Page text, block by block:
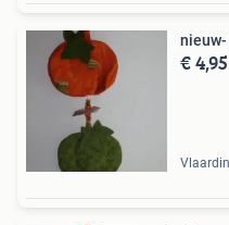
€ 4,95